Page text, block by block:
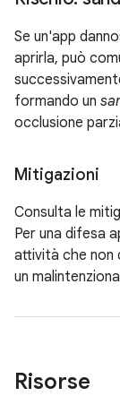
Se un'app
aprirla, può
formando un
occlusione
Mitigazioni
Consulta le
Per una difesa
attività che non
un
Risorse